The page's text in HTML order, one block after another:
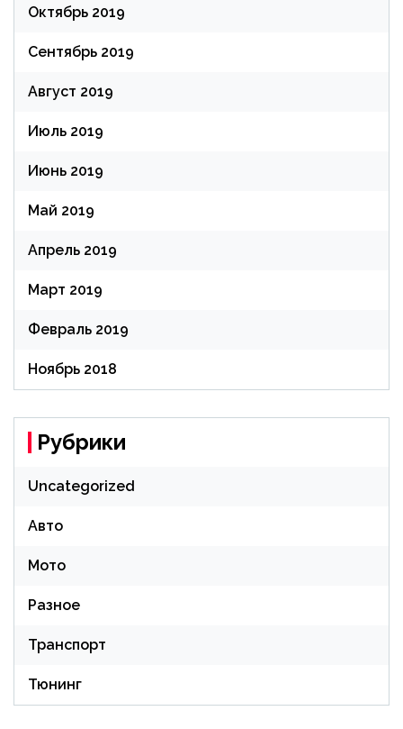
Октябрь 2019
Сентябрь 2019
Август 2019
Июль 2019
Июнь 2019
Май 2019
Апрель 2019
Март 2019
Февраль 2019
Ноябрь 2018
Рубрики
Uncategorized
Авто
Мото
Разное
Транспорт
Тюнинг